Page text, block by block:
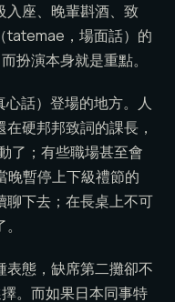
入座、晚輩斟酒、致
tatemae，場面話）的
扮演本身就是重點。
話）登場的地方。人
硬邦邦致詞的課長，
了；有些職場甚至會
晚暫停上下級禮節的
聊下去；在長桌上不可
表態，缺席第二攤卻不
。而如果日本同事特